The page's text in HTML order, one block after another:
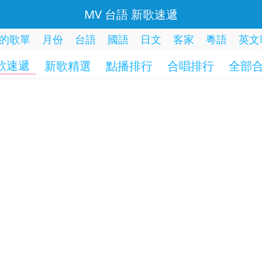
MV 台語 新歌速遞
歌單 月份 台語 國語 日文 客家 粵語 英
速遞 新歌精選 點播排行 合唱排行 全部